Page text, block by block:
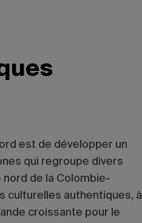
est de développer un
qui regroupe divers
de la Colombie-
culturelles authentiques, à
croissante pour le